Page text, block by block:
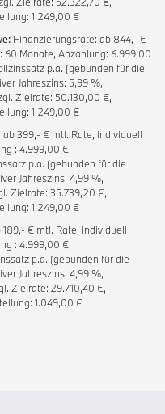
1.249,00 €
Finanzierungsrate: ab 844,- €
60 Monate, Anzahlung: 6.999,00
p.a. (gebunden für die
Jahreszins: 5,99 %,
Zielrate: 50.130,00 €,
1.249,00 €
399,- € mtl. Rate, individuell
: 4.999,00 €,
p.a. (gebunden für die
Jahreszins: 4,99 %,
Zielrate: 35.739,20 €,
1.249,00 €
€ mtl. Rate, individuell
: 4.999,00 €,
p.a. (gebunden für die
Jahreszins: 4,99 %,
Zielrate: 29.710,40 €,
1.049,00 €